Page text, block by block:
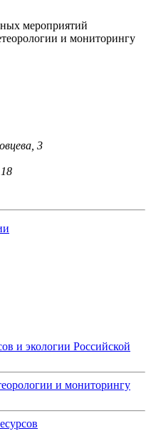
мероприятий
и мониторингу
3
и экологии Российской
и мониторингу